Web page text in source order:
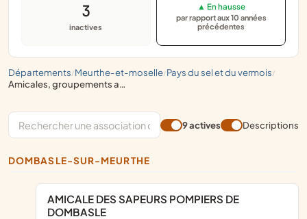
départements/ meurthe-et-moselle/ pays du sel et du vermois/
amicales, groupements affinitaires, groupements d'entraide (hors défense de droits fondamentaux
3
inactives
▲ En hausse
par rapport aux 10 années
précédentes
9 actives Descriptions
DOMBASLE-SUR-MEURTHE
AMICALE DES SAPEURS POMPIERS DE
DOMBASLE